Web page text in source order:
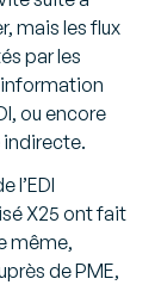
mais les flux
par les
ou encore
indirecte.
l’EDI
X25 ont fait
même,
de PME,